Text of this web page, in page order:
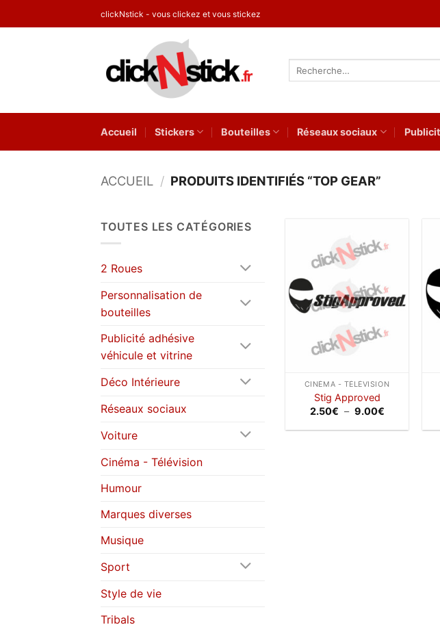
au
clickNstick - vous clickez et vous stickez
Accueil Stickers Bouteilles Réseaux sociaux
ACCUEIL / PRODUITS IDENTIFIÉS “TOP GEAR”
TOUTES LES CATÉGORIES
2 Roues
Personnalisation de
bouteilles
Publicité adhésive
véhicule et vitrine
Déco Intérieure
Réseaux sociaux
Voiture
Cinéma - Télévision
Humour
Marques diverses
Musique
Sport
Style de vie
Tribals
CINÉMA - TÉLÉVISION
Stig Approved
2.50€ – 9.00€Plage
prix :